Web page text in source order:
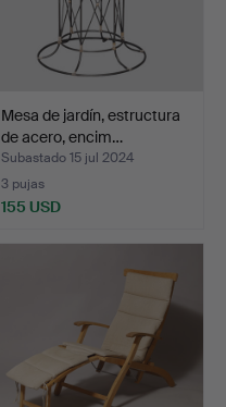
Mesa de jardín, estructura
de acero, encim…
Subastado 15 jul 2024
3 pujas
155 USD